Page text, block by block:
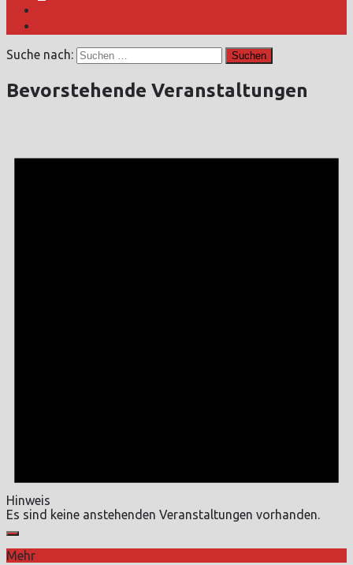
Suche nach:
Bevorstehende Veranstaltungen
Hinweis
Es sind keine anstehenden Veranstaltungen vorhanden.
Mehr